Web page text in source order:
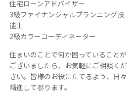
住宅ローンアドバイザー
3級ファイナンシャルプランニング技
能士
2級カラーコーディネーター
住まいのことで何か困っていることが
ございましたら、お気軽にご相談くだ
さい。皆様のお役にたてるよう、日々
精進して参ります。